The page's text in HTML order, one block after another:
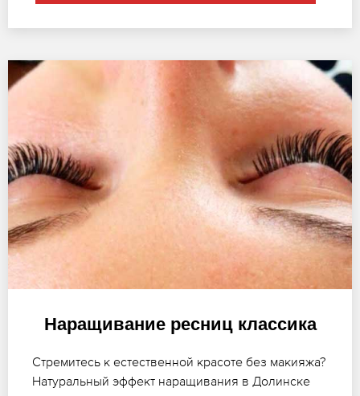
Наращивание ресниц классика
Стремитесь к естественной красоте без макияжа?
Натуральный эффект наращивания в Долинске